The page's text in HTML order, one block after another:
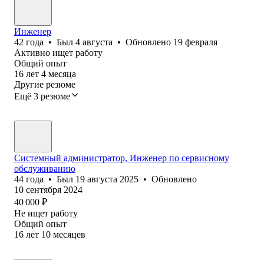
Инженер
42 года • Был 4 августа • Обновлено 19 февраля
Активно ищет работу
Общий опыт
16 лет 4 месяца
Другие резюме
Ещё 3 резюме
Системный администратор, Инженер по сервисному
обслуживанию
44 года • Был 19 августа 2025 • Обновлено
10 сентября 2024
40 000 ₽
Не ищет работу
Общий опыт
16 лет 10 месяцев